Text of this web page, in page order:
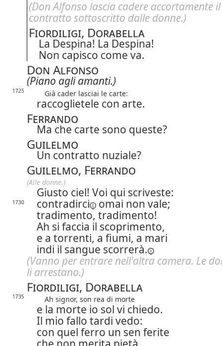
(Don Alfonso lascia cadere accortamente il
contratto sottoscritto dalle donne.)
Fiordiligi, Dorabella
La Despina! La Despina!
Non capisco come va.
Don Alfonso
(Piano agli amanti.)
1725 Già cader lasciai le carte:
raccoglietele con arte.
Ferrando
Ma che carte sono queste?
Guilelmo
Un contratto nuziale?
Guilelmo, Ferrando
(Alle donne.)
Giusto ciel! Voi qui scriveste:
1730 contradirci
omai non vale;
tradimento, tradimento!
Ah si faccia il scoprimento,
e a torrenti, a fiumi, a mari
indi il sangue scorrerà.
(Vanno per entrare nell'altra camera. Le
li arrestano.)
Fiordiligi, Dorabella
1735 Ah signor, son rea di morte
e la morte io sol vi chiedo.
Il mio fallo tardi vedo:
con quel ferro un sen ferite